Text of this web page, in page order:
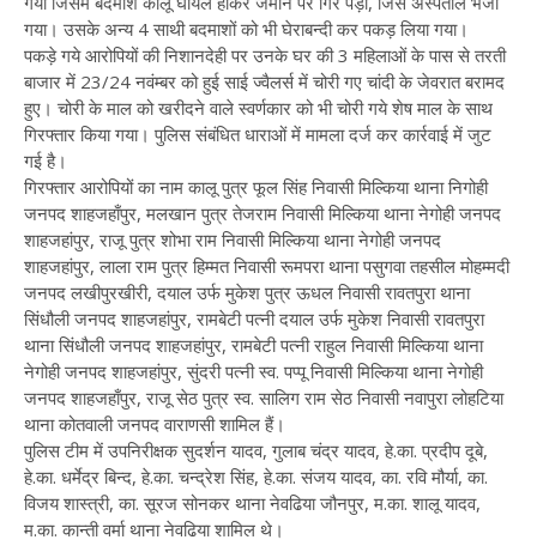
गया। उसके अन्य 4 साथी बदमाशों को भी घेराबन्दी कर पकड़ लिया गया।
पकड़े गये आरोपियों की निशानदेही पर उनके घर की 3 महिलाओं के पास से तरती
बाजार में 23/24 नवंम्बर को हुई साई ज्वैलर्स में चोरी गए चांदी के जेवरात बरामद
हुए। चोरी के माल को खरीदने वाले स्वर्णकार को भी चोरी गये शेष माल के साथ
गिरफ्तार किया गया। पुलिस संबंधित धाराओं में मामला दर्ज कर कार्रवाई में जुट
गई है।
गिरफ्तार आरोपियों का नाम कालू पुत्र फूल सिंह निवासी मिल्किया थाना निगोही
जनपद शाहजहाँपुर, मलखान पुत्र तेजराम निवासी मिल्किया थाना नेगोही जनपद
शाहजहांपुर, राजू पुत्र शोभा राम निवासी मिल्किया थाना नेगोही जनपद
शाहजहांपुर, लाला राम पुत्र हिम्मत निवासी रूमपरा थाना पसुगवा तहसील मोहम्मदी
जनपद लखीपुरखीरी, दयाल उर्फ मुकेश पुत्र ऊधल निवासी रावतपुरा थाना
सिंधौली जनपद शाहजहांपुर, रामबेटी पत्नी दयाल उर्फ मुकेश निवासी रावतपुरा
थाना सिंधौली जनपद शाहजहांपुर, रामबेटी पत्नी राहुल निवासी मिल्किया थाना
नेगोही जनपद शाहजहांपुर, सुंदरी पत्नी स्व. पप्पू निवासी मिल्किया थाना नेगोही
जनपद शाहजहाँपुर, राजू सेठ पुत्र स्व. सालिग राम सेठ निवासी नवापुरा लोहटिया
थाना कोतवाली जनपद वाराणसी शामिल हैं।
पुलिस टीम में उपनिरीक्षक सुदर्शन यादव, गुलाब चंद्र यादव, हे.का. प्रदीप दूबे,
हे.का. धर्मेद्र बिन्द, हे.का. चन्द्रेश सिंह, हे.का. संजय यादव, का. रवि मौर्या, का.
विजय शास्त्री, का. सूरज सोनकर थाना नेवढिया जौनपुर, म.का. शालू यादव,
म.का. कान्ती वर्मा थाना नेवढिया शामिल थे।